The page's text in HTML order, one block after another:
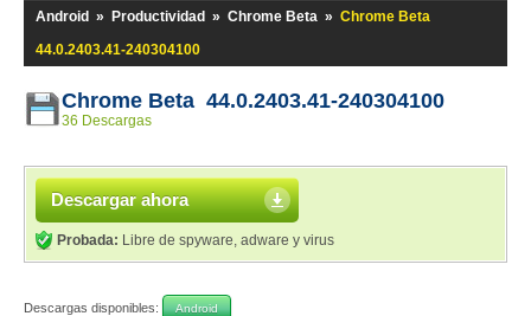
Android » Productividad » Chrome Beta » Chrome Beta
44.0.2403.41-240304100
Chrome Beta 44.0.2403.41-240304100
36 Descargas
Descargar ahora
Probada: Libre de spyware, adware y virus
Descargas disponibles: Android